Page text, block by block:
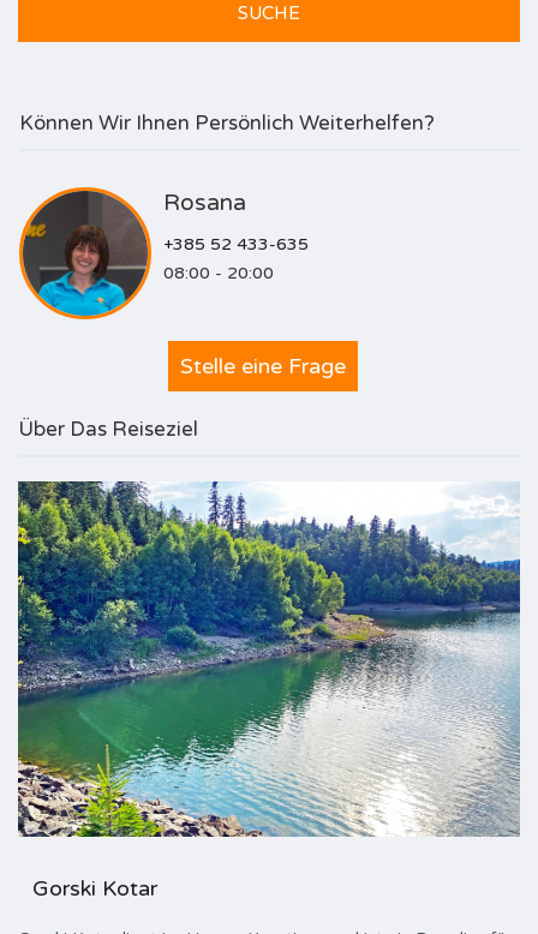
Können Wir Ihnen Persönlich Weiterhelfen?
Rosana
+385 52 433-635
08:00 - 20:00
Stelle eine Frage
Über Das Reiseziel
Gorski Kotar